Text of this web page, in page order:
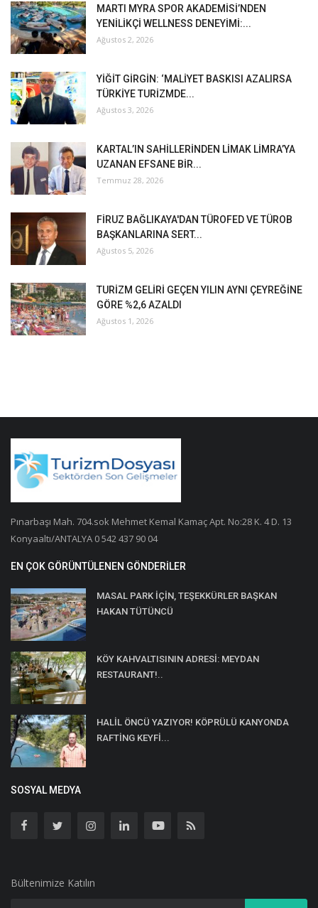
MARTI MYRA SPOR AKADEMİSİ’NDEN
YENİLİKÇİ WELLNESS DENEYİMİ:...
Ağustos 2, 2026
YİĞİT GİRGİN: ‘MALİYET BASKISI AZALIRSA
TÜRKİYE TURİZMDE...
Ağustos 3, 2026
KARTAL’IN SAHİLLERİNDEN LİMAK LİMRA’YA
UZANAN EFSANE BİR...
Temmuz 28, 2026
FİRUZ BAĞLIKAYA'DAN TÜROFED VE TÜROB
BAŞKANLARINA SERT...
Ağustos 5, 2026
TURİZM GELİRİ GEÇEN YILIN AYNI ÇEYREĞİNE
GÖRE %2,6 AZALDI
Ağustos 1, 2026
Pınarbaşı Mah. 704.sok Mehmet Kemal Kamaç Apt. No:28 K. 4 D. 13
Konyaaltı/ANTALYA 0 542 437 90 04
EN ÇOK GÖRÜNTÜLENEN GÖNDERILER
MASAL PARK İÇİN, TEŞEKKÜRLER BAŞKAN
HAKAN TÜTÜNCÜ
KÖY KAHVALTISININ ADRESİ: MEYDAN
RESTAURANT!..
HALİL ÖNCÜ YAZIYOR! KÖPRÜLÜ KANYONDA
RAFTİNG KEYFİ...
SOSYAL MEDYA
Bültenimize Katılın